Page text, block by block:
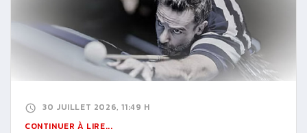
30 JUILLET 2026, 11:49 H
CONTINUER À LIRE...